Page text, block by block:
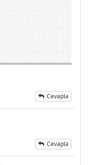
Cevapla
Cevapla